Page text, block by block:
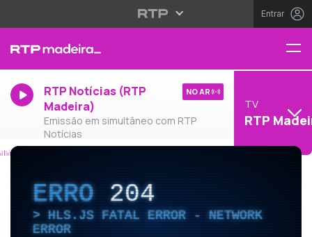
Entrar
RTP Notícias (RTP
Madeira)
Emissão em simultâneo com RTP
Notícias
NO AR
TV
RTP
ERRO204
HLS.JS FATAL ERROR - NETWORK
ERROR